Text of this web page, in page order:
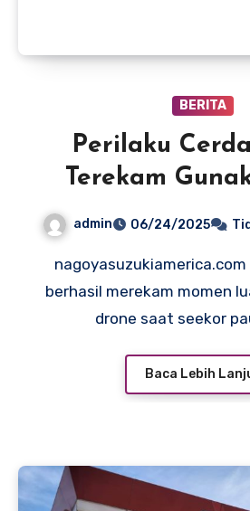
BERITA
Perilaku
Terekam
untuk Pertama
admin 06/24/2025
nagoyasuzukiamerica.com – Para peneliti
berhasil merekam momen
drone saat seekor
Baca Lebih